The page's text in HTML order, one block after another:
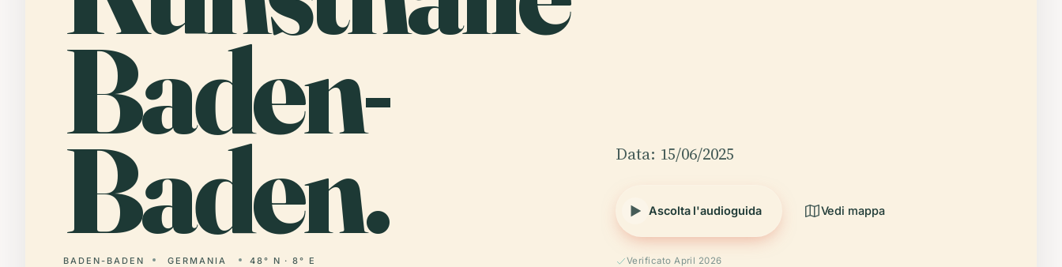
Baden-
Baden.
BADEN-BADEN GERMANIA 48° N · 8° E
Data: 15/06/2025
Ascolta l'audioguida Vedi mappa
Verificato April 2026